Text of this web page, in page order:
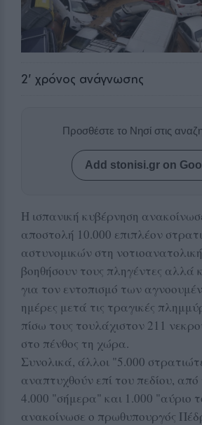
2' χρόνος ανάγνωσης
Προσθέστε το Νησί στις
Add stonisi.gr on
Η ισπανική κυβέρνηση
αποστολή 10.000 επιπλέον
αστυνομικών στη
βοηθήσουν τους πληγέντες αλλά
για τον εντοπισμό των
ημέρες μετά τις τραγικές
πίσω τους τουλάχιστον 211
στο πένθος τη χώρα.
Συνολικά, άλλοι "5.000
αναπτυχθούν επί του πεδίου, από
4.000 "σήμερα" και 1.000 "αύριο
ανακοίνωσε ο πρωθυπουργός